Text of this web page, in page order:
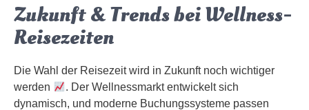
Zukunft & Trends bei Wellness-
Reisezeiten
Die Wahl der Reisezeit wird in Zukunft noch wichtiger
werden
. Der Wellnessmarkt entwickelt sich
dynamisch, und moderne Buchungssysteme passen